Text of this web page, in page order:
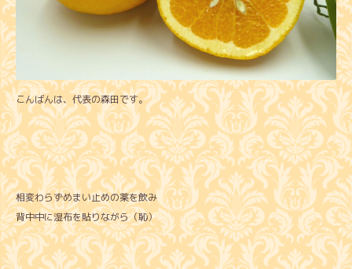
こんばんは、代表の森田です。
相変わらずめまい止めの薬を飲み
背中中に湿布を貼りながら（恥）